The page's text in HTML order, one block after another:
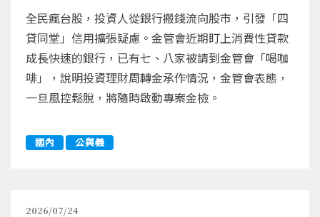
全民瘋台股，投資人從銀行搬錢流向股市，引發「四
貸同堂」信用擴張疑慮。金管會近期盯上消費性貸款
成長快速的銀行，已有七、八家被請到金管會「喝咖
啡」，說明投資理財周轉金承作情況，金管會表態，
一旦風控鬆脫，將隨時啟動專案金檢。
國內 公與義
2026/07/24